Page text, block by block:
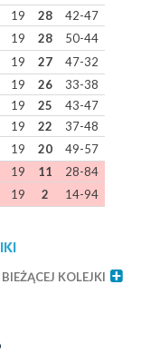
19 28
42-47
19 28
50-44
19 27
47-32
19 26
33-38
19 25
43-47
19 22
37-48
19 20
49-57
19 11
28-84
19 2 14-94
KOLEJKI